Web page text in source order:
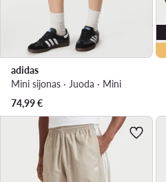
adidas
Mini sijonas · Juoda · Mini
74,99€